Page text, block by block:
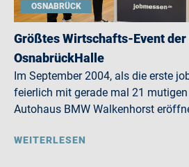
OSNABRÜCK
Größtes Wirtschafts-Event
OsnabrückHalle
Im September 2004, als die erste
feierlich mit gerade mal 21
Autohaus BMW Walkenhorst
WEITERLESEN